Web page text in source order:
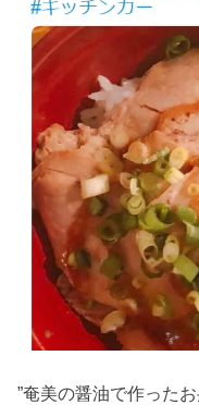
”奄美の醤油で作った